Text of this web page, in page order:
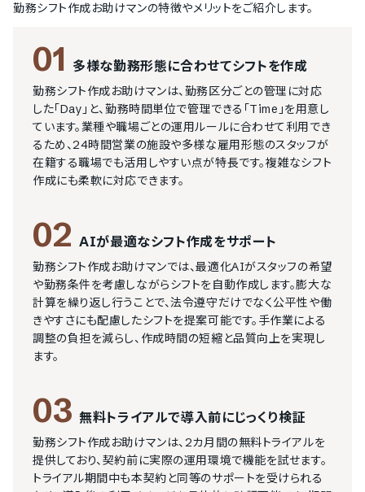
勤務シフト作成お助けマンの特徴やメリットをご紹介します。
01 多様な勤務形態に合わせてシフトを作成
勤務シフト作成お助けマンは、勤務区分ごとの管理に対応
した「Day」と、勤務時間単位で管理できる「Time」を用意し
ています。業種や職場ごとの運用ルールに合わせて利用でき
るため、24時間営業の施設や多様な雇用形態のスタッフが
在籍する職場でも活用しやすい点が特長です。複雑なシフト
作成にも柔軟に対応できます。
02 AIが最適なシフト作成をサポート
勤務シフト作成お助けマンでは、最適化AIがスタッフの希望
や勤務条件を考慮しながらシフトを自動作成します。膨大な
計算を繰り返し行うことで、法令遵守だけでなく公平性や働
きやすさにも配慮したシフトを提案可能です。手作業による
調整の負担を減らし、作成時間の短縮と品質向上を実現し
ます。
03 無料トライアルで導入前にじっくり検証
勤務シフト作成お助けマンは、2カ月間の無料トライアルを
提供しており、契約前に実際の運用環境で機能を試せます。
トライアル期間中も本契約と同等のサポートを受けられる